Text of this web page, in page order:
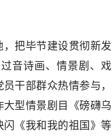
把毕节建设贯彻新发
音诗画、情景剧、戏
干部群众热情参与，
型情景剧目《磅礴乌
《我和我的祖国》等